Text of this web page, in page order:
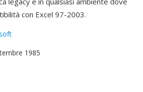
con Excel 97-2003.
1985